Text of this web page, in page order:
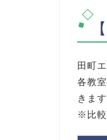
田町
各教
きます
※比較